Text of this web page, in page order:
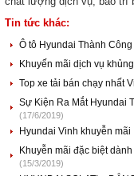
Tin tức khác:
Ô tô Hyundai Thành Công
Khuyến mãi dịch vụ
Top xe tải bán chạy nhất
Sự Kiện Ra Mắt Hyundai
(17/6/2019)
Hyundai Vinh khuyễn
Khuyễn mãi đặc biệt
(15/3/2019)